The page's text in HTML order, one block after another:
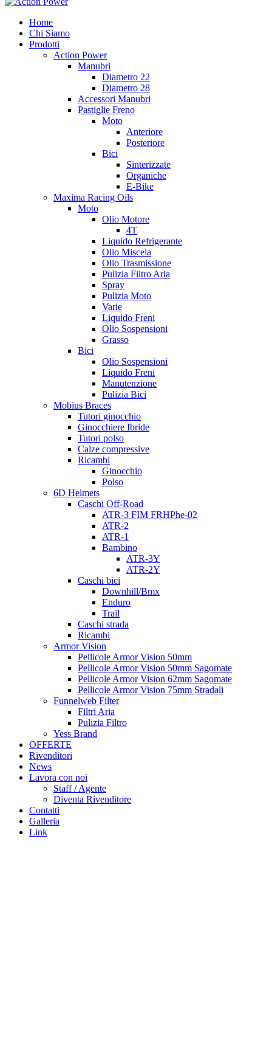
Home
Chi Siamo
Prodotti
Action Power
Manubri
Diametro 22
Diametro 28
Accessori Manubri
Pastiglie Freno
Moto
Anteriore
Posteriore
Bici
Sinterizzate
Organiche
E-Bike
Maxima Racing Oils
Moto
Olio Motore
4T
Liquido Refrigerante
Olio Miscela
Olio Trasmissione
Pulizia Filtro Aria
Spray
Pulizia Moto
Varie
Liquido Freni
Olio Sospensioni
Grasso
Bici
Olio Sospensioni
Liquido Freni
Manutenzione
Pulizia Bici
Mobius Braces
Tutori ginocchio
Ginocchiere Ibride
Tutori polso
Calze compressive
Ricambi
Ginocchio
Polso
6D Helmets
Caschi Off-Road
ATR-3 FIM FRHPhe-02
ATR-2
ATR-1
Bambino
ATR-3Y
ATR-2Y
Caschi bici
Downhill/Bmx
Enduro
Trail
Caschi strada
Ricambi
Armor Vision
Pellicole Armor Vision 50mm
Pellicole Armor Vision 50mm Sagomate
Pellicole Armor Vision 62mm Sagomate
Pellicole Armor Vision 75mm Stradali
Funnelweb Filter
Filtri Aria
Pulizia Filtro
Yess Brand
OFFERTE
Rivenditori
News
Lavora con noi
Staff / Agente
Diventa Rivenditore
Contatti
Galleria
Link